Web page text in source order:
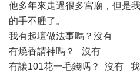
他多年來走過很多宮廟，但是
的手不腫了。
我有起壇做法事嗎？沒有
有燒香請神嗎？ 沒有
有讓101花一毛錢嗎？ 沒有